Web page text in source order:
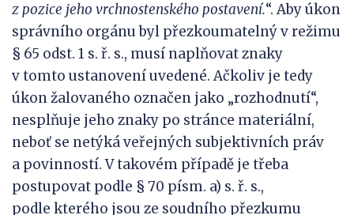
z pozice jeho vrchnostenského postavení.“. Aby úkon
správního orgánu byl přezkoumatelný v režimu
§ 65 odst. 1 s. ř. s., musí naplňovat znaky
v tomto ustanovení uvedené. Ačkoliv je tedy
úkon žalovaného označen jako „rozhodnutí“,
nesplňuje jeho znaky po stránce materiální,
neboť se netýká veřejných subjektivních práv
a povinností. V takovém případě je třeba
postupovat podle § 70 písm. a) s. ř. s.,
podle kterého jsou ze soudního přezkumu